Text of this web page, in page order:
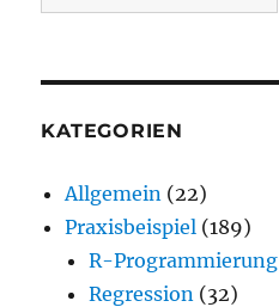
KATEGORIEN
Allgemein (22)
Praxisbeispiel (189)
R-Programmierung
Regression (32)